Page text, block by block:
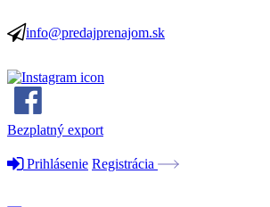
info@predajprenajom.sk
Bezplatný export
Prihlásenie Registrácia